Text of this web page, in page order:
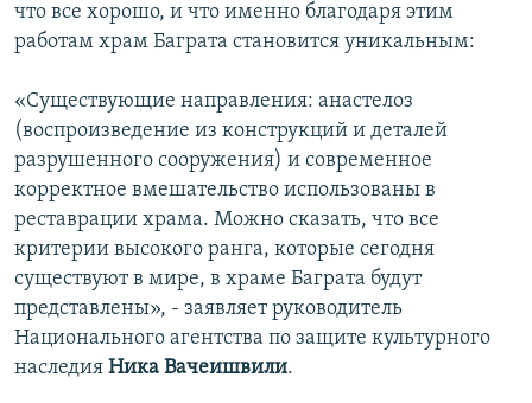
что все хорошо, и что именно благодаря этим
работам храм Баграта становится уникальным:
«Существующие направления: анастелоз
(воспроизведение из конструкций и деталей
разрушенного сооружения) и современное
корректное вмешательство использованы в
реставрации храма. Можно сказать, что все
критерии высокого ранга, которые сегодня
существуют в мире, в храме Баграта будут
представлены», - заявляет руководитель
Национального агентства по защите культурного
наследия Ника Вачеишвили.